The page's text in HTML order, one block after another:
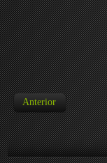
Anterior